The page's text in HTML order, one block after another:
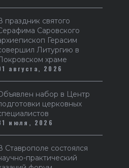
праздник святого
Саровского
Герасим
Литургию в
храме
августа, 2026
набор в Центр
церковных
июля, 2026
Ставрополе состоялся
практический